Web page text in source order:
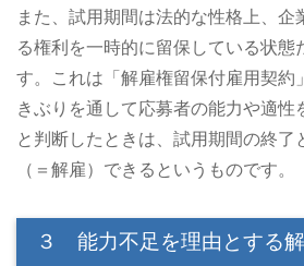
また、試用期間は法的な性格上、企
る権利を一時的に留保している状態
す。これは「解雇権留保付雇用契約
きぶりを通して応募者の能力や適性
と判断したときは、試用期間の終了
（＝解雇）できるというものです。
３ 能力不足を理由とする